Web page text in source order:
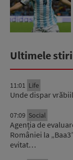
Ultimele stiri
11:01 Life
Unde dispar
07:09 Social
Agenția de
României la
evitat…